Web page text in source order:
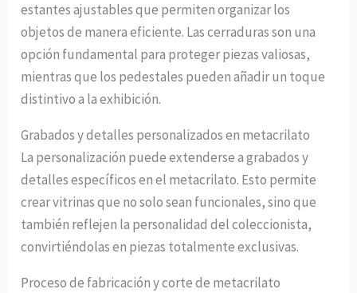
estantes ajustables que permiten organizar los
objetos de manera eficiente. Las cerraduras son una
opción fundamental para proteger piezas valiosas,
mientras que los pedestales pueden añadir un toque
distintivo a la exhibición.
Grabados y detalles personalizados en metacrilato
La personalización puede extenderse a grabados y
detalles específicos en el metacrilato. Esto permite
crear vitrinas que no solo sean funcionales, sino que
también reflejen la personalidad del coleccionista,
convirtiéndolas en piezas totalmente exclusivas.
Proceso de fabricación y corte de metacrilato